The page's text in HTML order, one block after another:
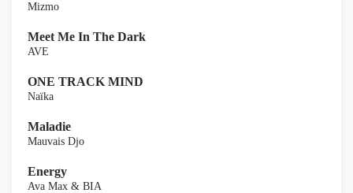
Mizmo
Meet Me In The Dark
AVE
ONE TRACK MIND
Naïka
Maladie
Mauvais Djo
Energy
Ava Max & BIA